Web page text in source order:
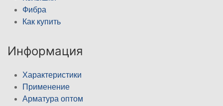
Фибра
Как купить
Информация
Характеристики
Применение
Арматура оптом